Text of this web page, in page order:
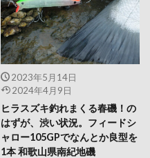
2023年5月14日
2024年4月9日
ヒラスズキ釣れまくる春磯！の
はずが、渋い状況。フィードシ
ャロー105GPでなんとか良型を
1本 和歌山県南紀地磯